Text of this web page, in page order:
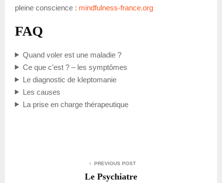
pleine conscience : mindfulness-france.org
FAQ
Quand voler est une maladie ?
Ce que c’est ? – les symptômes
Le diagnostic de kleptomanie
Les causes
La prise en charge thérapeutique
PREVIOUS POST
Le Psychiatre